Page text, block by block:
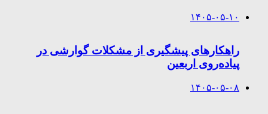
۱۴۰۵-۰۵-۱۰
راهکارهای پیشگیری از مشکلات گوارشی در
پیاده‌روی اربعین
۱۴۰۵-۰۵-۰۸